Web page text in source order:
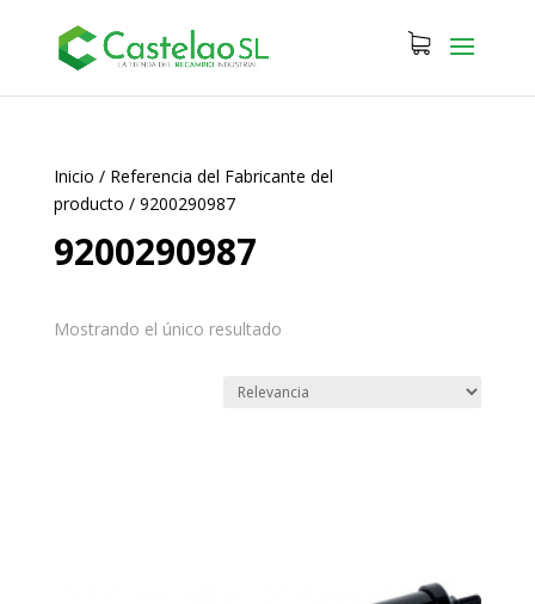
Inicio / Referencia del Fabricante del
producto / 9200290987
9200290987
Mostrando el único resultado